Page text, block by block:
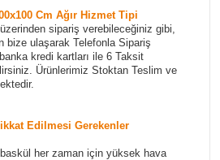
Cm Ağır Hizmet Tipi
sipariş verebileceğiniz gibi,
bize ulaşarak Telefonla Sipariş
kredi kartları ile 6 Taksit
Ürünlerimiz Stoktan Teslim ve
Edilmesi Gerekenler
her zaman için yüksek hava